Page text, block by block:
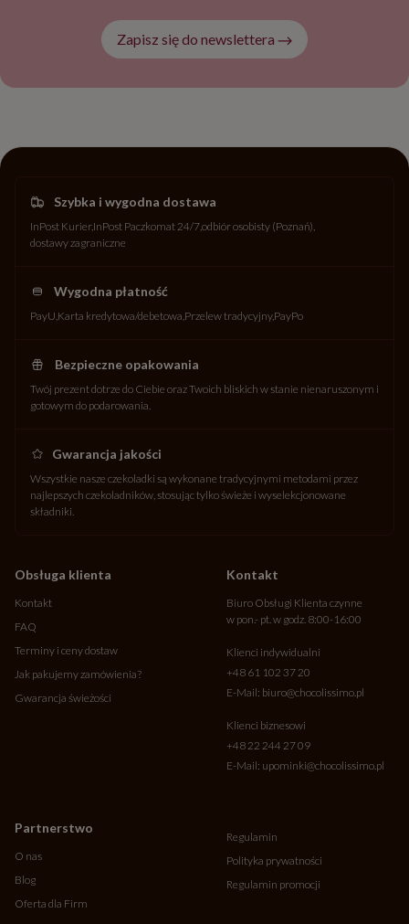
Zapisz się do newslettera
Szybka i wygodna dostawa
InPost Kurier InPost Paczkomat 24/7odbiór osobisty (Poznań)
dostawy zagraniczne
Wygodna płatność
PayU Karta kredytowa/debetowa Przelew tradycyjny PayPo
Bezpieczne opakowania
Twój prezent dotrze do Ciebie oraz Twoich bliskich w stanie nienaruszonym i
gotowym do podarowania.
Gwarancja jakości
Wszystkie nasze czekoladki są wykonane tradycyjnymi metodami przez
najlepszych czekoladników, stosując tylko świeże i wyselekcjonowane
składniki.
Obsługa klienta
Kontakt
FAQ
Terminy i ceny dostaw
Jak pakujemy zamówienia?
Gwarancja świeżości
Partnerstwo
O nas
Blog
Oferta dla Firm
Kontakt
Biuro Obsługi Klienta czynne
w pon.- pt. w godz. 8:00-16:00
Klienci indywidualni
+48 61 102 37 20
E-Mail: biuro@chocolissimo.pl
Klienci biznesowi
+48 22 244 27 09
E-Mail: upominki@chocolissimo.pl
Regulamin
Polityka prywatności
Regulamin promocji